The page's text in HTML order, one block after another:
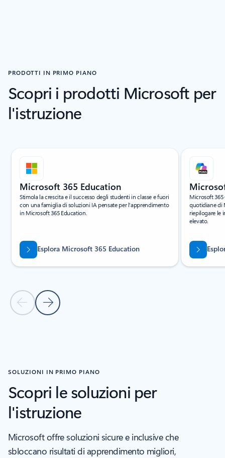
PRODOTTI IN PRIMO PIANO
Scopri i prodotti Microsoft per
l'istruzione
I nostri prodotti funzionano meglio insieme
Diapositiva precedente
Diapositiva successiva
Microsoft 365 Education
Stimola la crescita e il successo degli studenti in classe e fuori
con una famiglia di soluzioni IA pensate per l'apprendimento
in Microsoft 365 Education.
Esplora Microsoft 365 Education
Microsoft 365
quotidiane di
riepilogare le
elevato.
SOLUZIONI IN PRIMO PIANO
Scopri le soluzioni per
l'istruzione
Microsoft offre soluzioni sicure e inclusive che
sbloccano risultati di apprendimento migliori,